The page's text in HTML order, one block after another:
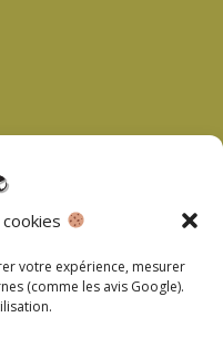
votre expérience, mesurer
(comme les avis Google).